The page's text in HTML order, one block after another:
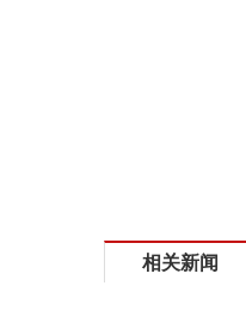
相关新闻